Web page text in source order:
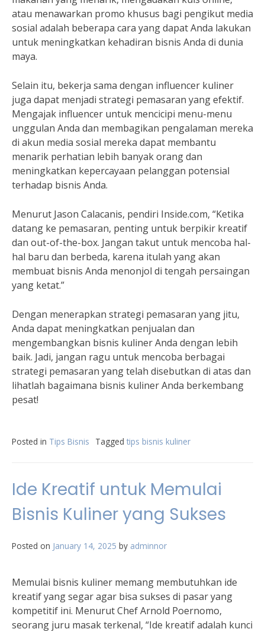
atau menawarkan promo khusus bagi pengikut media
sosial adalah beberapa cara yang dapat Anda lakukan
untuk meningkatkan kehadiran bisnis Anda di dunia
maya.
Selain itu, bekerja sama dengan influencer kuliner
juga dapat menjadi strategi pemasaran yang efektif.
Mengajak influencer untuk mencicipi menu-menu
unggulan Anda dan membagikan pengalaman mereka
di akun media sosial mereka dapat membantu
menarik perhatian lebih banyak orang dan
meningkatkan kepercayaan pelanggan potensial
terhadap bisnis Anda.
Menurut Jason Calacanis, pendiri Inside.com, “Ketika
datang ke pemasaran, penting untuk berpikir kreatif
dan out-of-the-box. Jangan takut untuk mencoba hal-
hal baru dan berbeda, karena itulah yang akan
membuat bisnis Anda menonjol di tengah persaingan
yang ketat.”
Dengan menerapkan strategi pemasaran yang jitu,
Anda dapat meningkatkan penjualan dan
mengembangkan bisnis kuliner Anda dengan lebih
baik. Jadi, jangan ragu untuk mencoba berbagai
strategi pemasaran yang telah disebutkan di atas dan
lihatlah bagaimana bisnis kuliner Anda berkembang
pesat!
Posted in Tips Bisnis Tagged tips bisnis kuliner
Ide Kreatif untuk Memulai
Bisnis Kuliner yang Sukses
Posted on January 14, 2025 by adminnor
Memulai bisnis kuliner memang membutuhkan ide
kreatif yang segar agar bisa sukses di pasar yang
kompetitif ini. Menurut Chef Arnold Poernomo,
seorang juru masak terkenal, “Ide kreatif adalah kunci